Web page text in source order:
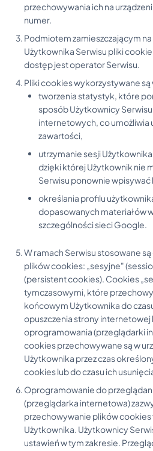
przechowywania ich na
numer.
Podmiotem zamieszczającym
Użytkownika Serwisu pliki
dostęp jest operator Serwisu.
Pliki cookies wykorzystywane
tworzenia statystyk, które
sposób Użytkownicy
internetowych, co umożliwia
zawartości,
utrzymanie sesji
dzięki której Użytkownik nie
Serwisu ponownie wpisywać
określania profilu
dopasowanych materiałów
szczególności sieci Google.
W ramach Serwisu stosowane
plików cookies: „sesyjne"
(persistent cookies). Cookies
tymczasowymi, które
końcowym Użytkownika do
opuszczenia strony internetowej
oprogramowania (przeglądarki
cookies przechowywane są w
Użytkownika przez czas
cookies lub do czasu ich
Oprogramowanie do
(przeglądarka internetowa)
przechowywanie plików cookies
Użytkownika. Użytkownicy
ustawień w tym zakresie.